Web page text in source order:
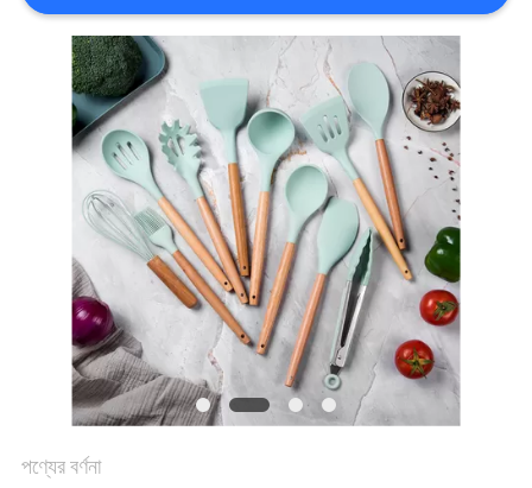
সাইট
PRIVACY
POLICY
পণ্যের বর্ণনা